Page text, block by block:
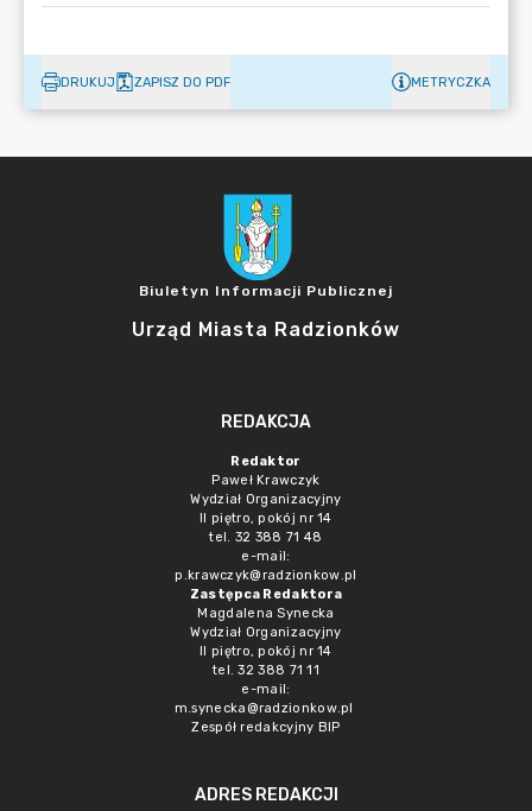
DRUKUJ ZAPISZ DO PDF METRYCZKA
Biuletyn Informacji Publicznej
Urząd Miasta Radzionków
REDAKCJA
Redaktor
Paweł Krawczyk
Wydział Organizacyjny
II piętro, pokój nr 14
tel. 32 388 71 48
e-mail:
p.krawczyk@radzionkow.pl
Zastępca Redaktora
Magdalena Synecka
Wydział Organizacyjny
II piętro, pokój nr 14
tel. 32 388 71 11
e-mail:
m.synecka@radzionkow.pl
Zespół redakcyjny BIP
ADRES REDAKCJI